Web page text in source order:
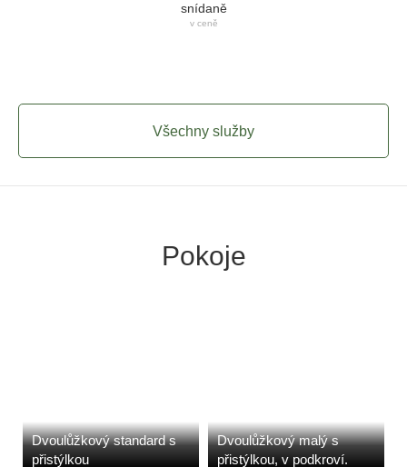
snídaně
v ceně
Všechny služby
Pokoje
Dvoulůžkový standard s
přistýlkou
Dvoulůžkový malý s
přistýlkou, v podkroví.